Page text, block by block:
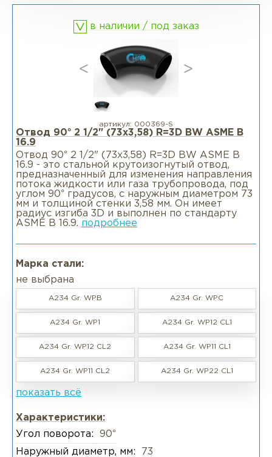
Фланцы раструбные SW
Фланцы свободные LJ
Фланцы воротниковые удлиненные
в наличии / под заказ
артикул: 000369-S
Отвод 90° 2 1/2" (73х3,58) R=3D BW ASME B
16.9
Отвод 90° 2 1/2" (73х3,58) R=3D BW ASME B
16.9 - это стальной крутоизогнутый отвод,
предназначенный для изменения направления
потока жидкости или газа трубопровода, под
углом 90° градусов, с наружным диаметром 73
мм и толщиной стенки 3,58 мм. Он имеет
радиус изгиба 3D и выполнен по стандарту
ASME B 16.9. подробнее
Марка стали:
не выбрана
A234 Gr. WPB A234 Gr. WPC
A234 Gr. WP1 A234 Gr. WP12 CL1
A234 Gr. WP12 CL2 A234 Gr. WP11 CL1
A234 Gr. WP11 CL2 A234 Gr. WP22 CL1
показать всё
Характеристики:
Угол поворота:
90°
Наружный диаметр, мм:
73